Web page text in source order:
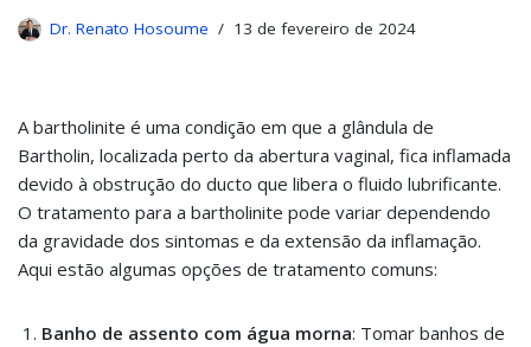
Dr. Renato Hosoume 13 de fevereiro de 2024
A bartholinite é uma condição em que a glândula de
Bartholin, localizada perto da abertura vaginal, fica inflamada
devido à obstrução do ducto que libera o fluido lubrificante.
O tratamento para a bartholinite pode variar dependendo
da gravidade dos sintomas e da extensão da inflamação.
Aqui estão algumas opções de tratamento comuns:
Banho de assento com água morna: Tomar banhos de